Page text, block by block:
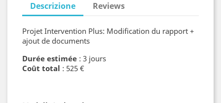
Descrizione Reviews
Projet Intervention Plus: Modification du rapport +
ajout de documents
Durée estimée : 3 jours
Coût total : 525 €